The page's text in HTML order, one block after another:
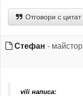
Отговори с цитат
Стефан - майстор
vili написа: